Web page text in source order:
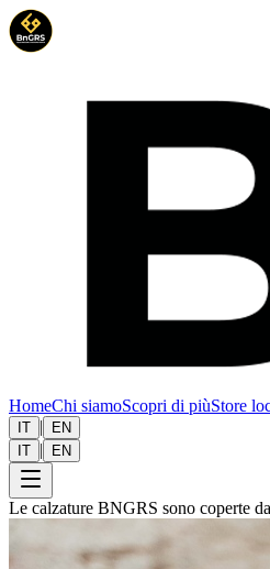
HomeChi siamoScopri di piùStore
IT |
EN
IT | EN
Le calzature BNGRS sono coperte